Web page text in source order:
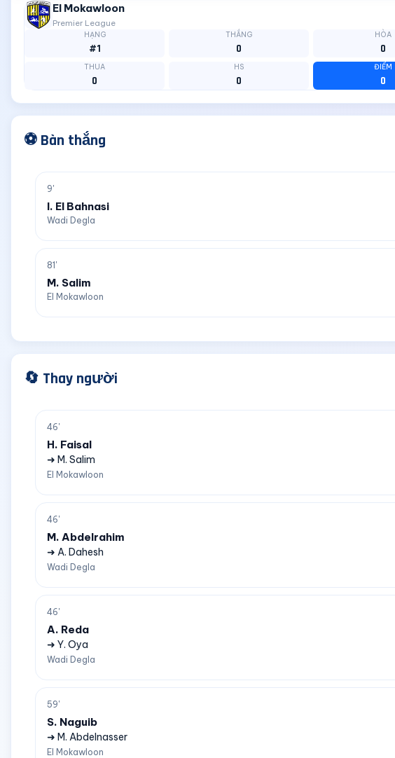
El Mokawloon
Premier League
HẠNG
#1
THẮNG
0
HÒA
0
THUA
0
HS
0
ĐIỂM
0
⚽ Bàn thắng
9'
I. El Bahnasi
Wadi Degla
81'
M. Salim
El Mokawloon
🔄 Thay người
46'
H. Faisal
➜ M. Salim
El Mokawloon
46'
M. Abdelrahim
➜ A. Dahesh
Wadi Degla
46'
A. Reda
➜ Y. Oya
Wadi Degla
59'
S. Naguib
➜ M. Abdelnasser
El Mokawloon